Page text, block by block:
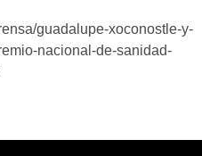
guadalupe-xoconostle-y-
nacional-de-sanidad-